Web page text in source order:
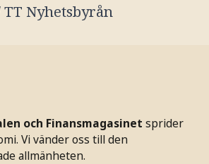
Nyhetsbyrån
och Finansmagasinet sprider
Vi vänder oss till den
allmänheten.